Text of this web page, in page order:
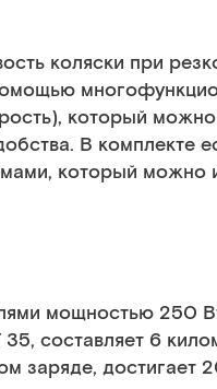
коляски при
который
В комплекте
который можно
мощностью 250
составляет 6
заряде, достигает